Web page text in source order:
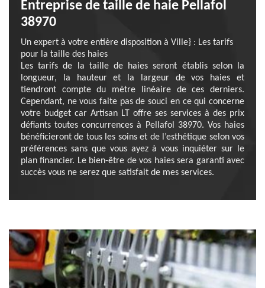
Entreprise de taille de haie Pellafol
38970
Un expert à votre entière disposition à Ville} : Les tarifs
pour la taille des haies
Les tarifs de la taille de haies seront établis selon la
longueur, la hauteur et la largeur de vos haies et
tiendront compte du mètre linéaire de ces derniers.
Cependant, ne vous faite pas de souci en ce qui concerne
votre budget car Artisan LT offre ses services à des prix
défiants toutes concurrences à Pellafol 38970. Vos haies
bénéficieront de tous les soins et de l’esthétique selon vos
préférences sans que vous ayez à vous inquiéter sur le
plan financier. Le bien-être de vos haies sera garanti avec
succès vous ne serez que satisfait de mes services.